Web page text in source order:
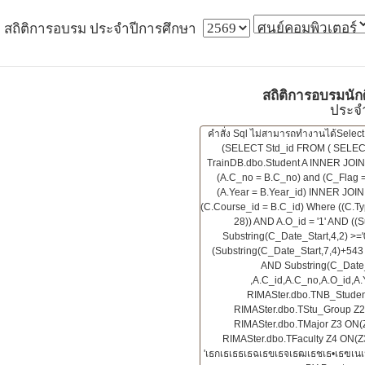
สถิติการอบรม ประจำปีการศึกษา
สถิติการอบรมนั
ประ
คำสั่ง Sql ไม่สามารถทำงานได้
(SELECT Std_id FROM (
TrainDB.dbo.Student A INNER
(A.C_no = B.C_no) and (C_Flag
(A.Year = B.Year_id) INNER
(C.Course_id = B.C_id) Where
28)) AND A.O_id = '1' AND
Substring(C_Date_Start,4,2)
AND
RIMASter.dbo.TStu_Group
RIMASter.dbo.TMajor Z3
RIMASter.dbo.TFaculty Z4
'เธกเธเธธเธฉเธขเธจเธฒเธชเธ•เธฃเน